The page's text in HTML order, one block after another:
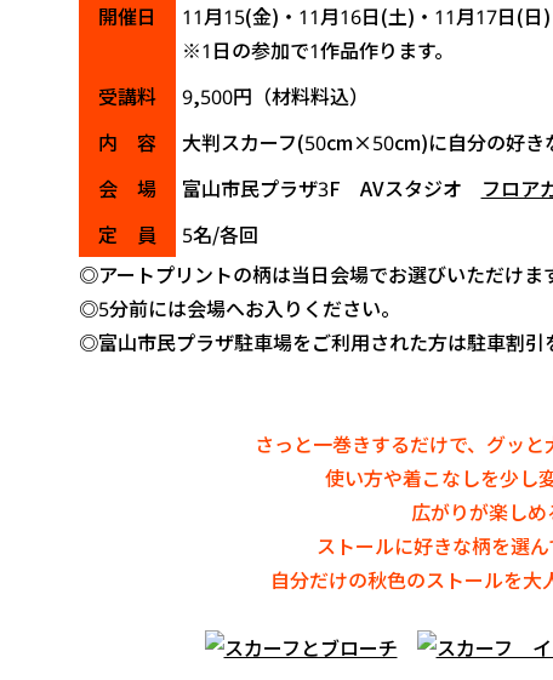
開催日
11月15(金)・11月16日(土)・11月17日(
※1日の参加で1作品作ります。
受講料
9,500円（材料料込）
内 容
大判スカーフ(50cm×50cm)に自分の好き
会 場
富山市民プラザ3F AVスタジオ
フロア
定 員
5名/各回
◎アートプリントの柄は当日会場でお選びいただけま
◎5分前には会場へお入りください。
◎富山市民プラザ駐車場をご利用された方は駐車割引
さっと一巻きするだけで、グッ
使い方や着こなしを少し
広がりが楽しめ
ストールに好きな柄を選ん
自分だけの秋色のストールを大